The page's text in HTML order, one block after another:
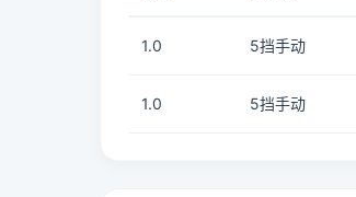
1.0 5挡手动
1.0 5挡手动